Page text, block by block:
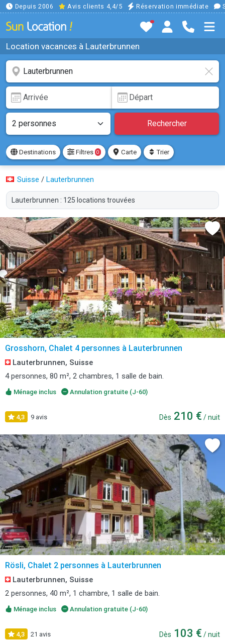
Depuis 2006 Avis clients 4,4/5 Réservation immédiate
Location vacances à Lauterbrunnen
Rechercher
Destinations Filtres 0 Carte Trier
Suisse / Lauterbrunnen
Lauterbrunnen : 125 locations trouvées
Grosshorn, Chalet 4 personnes à Lauterbrunnen
Lauterbrunnen, Suisse
4 personnes, 80 m², 2 chambres, 1 salle de bain.
Ménage inclus Annulation gratuite (J-60)
4,3 9 avis Dès 210 € / nuit
Rösli, Chalet 2 personnes à Lauterbrunnen
Lauterbrunnen, Suisse
2 personnes, 40 m², 1 chambre, 1 salle de bain.
Ménage inclus Annulation gratuite (J-60)
4,3 21 avis Dès 103 € / nuit